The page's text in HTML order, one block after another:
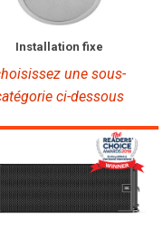
Installation fixe
une sous-
ci-dessous